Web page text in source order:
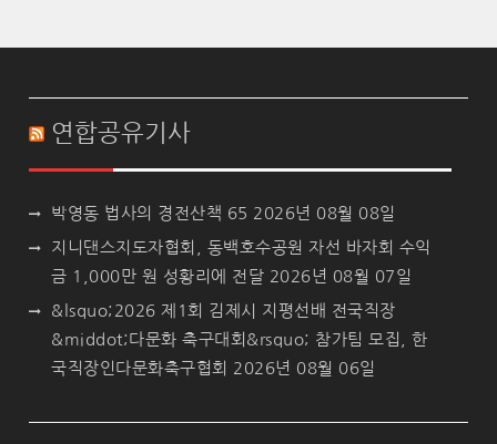
연합공유기사
박영동 법사의 경전산책 65 2026년 08월 08일
지니댄스지도자협회, 동백호수공원 자선 바자회 수익
금 1,000만 원 성황리에 전달 2026년 08월 07일
&lsquo;2026 제1회 김제시 지평선배 전국직장
&middot;다문화 축구대회&rsquo; 참가팀 모집, 한
국직장인다문화축구협회 2026년 08월 06일